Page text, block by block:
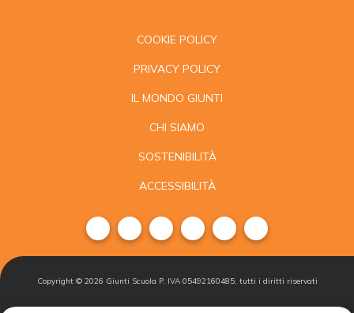
COOKIE POLICY
PRIVACY POLICY
IL MONDO GIUNTI
CHI SIAMO
SOSTENIBILITÀ
ACCESSIBILITÀ
Copyright © 2026 Giunti Scuola P. IVA 05492160485, tutti i diritti riservati